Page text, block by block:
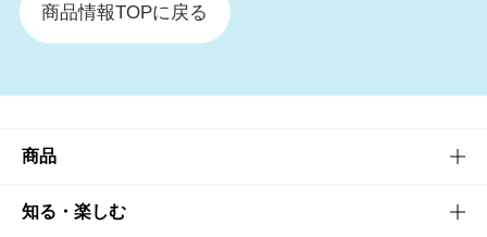
商品情報TOPに戻る
商品
商品TOP
知る・楽しむ